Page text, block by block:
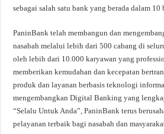
sebagai salah satu bank yang berada dalam 10
PaninBank telah membangun dan
nasabah melalui lebih dari 500 cabang di
oleh lebih dari 10.000 karyawan yang
memberikan kemudahan dan kecepatan
produk dan layanan berbasis teknologi
mengembangkan Digital Banking yang
“Selalu Untuk Anda”, PaninBank terus
pelayanan terbaik bagi nasabah dan